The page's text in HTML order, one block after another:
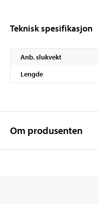
Teknisk spesifikasjon
Anb. slukvekt
Lengde
Om produsenten